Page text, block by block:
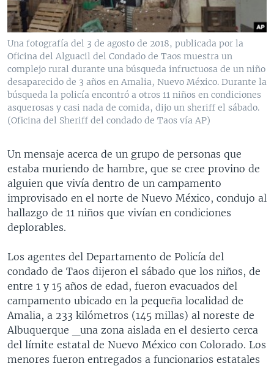
VENEZUELA
BRASIL
NICARAGUA
ECONOMÍA
ENTRETENIMIENTO Y CULTURA
TECNOLOGÍA
DEPORTES
CIENCIA Y SALUD
MULTIMEDIA
VIDEOS
FOTOGRAFÍA
AUDIOS
PROGRAMAS TV
EL MUNDO AL DÍA
FORO INTERAMERICANO
VISIÓN 360
LAS CLAVES
RADIO
AVANCE INFORMATIVO
AUDIONOTICIAS
BUENOS DÍAS AMÉRICA
EL MUNDO AL DÍA [RADIO]
FORO [RADIO]
DEPORTIVO INTERNACIONAL
NOTA ECONÓMICA
ENTRETENIMIENTO
DIRECT
DOCUMENTALES DE LA VOA
SÍGANOS
Idiomas
Una fotografía del 3 de agosto de 2018, publicada por la
Oficina del Alguacil del Condado de Taos muestra un
complejo rural durante una búsqueda infructuosa de un niño
desaparecido de 3 años en Amalia, Nuevo México. Durante la
búsqueda la policía encontró a otros 11 niños en condiciones
asquerosas y casi nada de comida, dijo un sheriff el sábado.
(Oficina del Sheriff del condado de Taos vía AP)
Un mensaje acerca de un grupo de personas que
estaba muriendo de hambre, que se cree provino de
alguien que vivía dentro de un campamento
improvisado en el norte de Nuevo México, condujo al
hallazgo de 11 niños que vivían en condiciones
deplorables.
Los agentes del Departamento de Policía del
condado de Taos dijeron el sábado que los niños, de
entre 1 y 15 años de edad, fueron evacuados del
campamento ubicado en la pequeña localidad de
Amalia, a 233 kilómetros (145 millas) al noreste de
Albuquerque _una zona aislada en el desierto cerca
del límite estatal de Nuevo México con Colorado. Los
menores fueron entregados a funcionarios estatales